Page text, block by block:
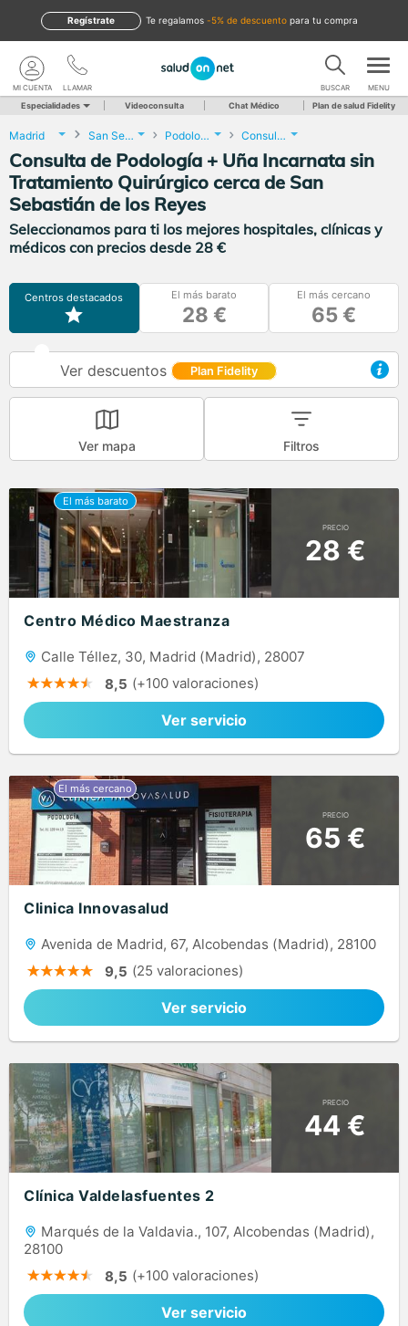
te regalamos -5% de descuento para tu compra
Regístrate
LLAMAR
MI CUENTA BUSCAR MENU
Especialidades Videoconsulta Chat Médico Plan de salud Fidelity
Madrid San Sebastián de los Reyes Podología Consulta de Podología + Uña Incarnata sin Tratamiento Quirúrgico
Consulta de Podología + Uña Incarnata sin
Tratamiento Quirúrgico cerca de San
Sebastián de los Reyes
Seleccionamos para ti los mejores hospitales, clínicas y
médicos con precios desde 28 €
Centros destacados El más barato
28 €
El más cercano
65 €
Ver descuentos Plan Fidelity
Ver mapa Filtros
PRECIO
28 €
Centro Médico Maestranza
Calle Téllez, 30, Madrid (Madrid), 28007
8,5 (+100 valoraciones)
Ver servicio
PRECIO
65 €
Clinica Innovasalud
Avenida de Madrid, 67, Alcobendas (Madrid), 28100
9,5 (25 valoraciones)
Ver servicio
PRECIO
44 €
Clínica Valdelasfuentes 2
Marqués de la Valdavia., 107, Alcobendas (Madrid),
28100
8,5 (+100 valoraciones)
Ver servicio